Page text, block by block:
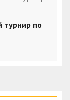
турнир по